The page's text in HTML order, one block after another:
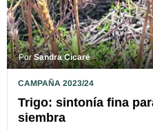
PorSandra Cicaré
CAMPAÑA 2023/24
Trigo: sintonía fina
siembra